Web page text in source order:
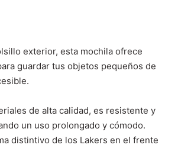
exterior, esta mochila ofrece
guardar tus objetos pequeños de
de alta calidad, es resistente y
un uso prolongado y cómodo.
distintivo de los Lakers en el frente